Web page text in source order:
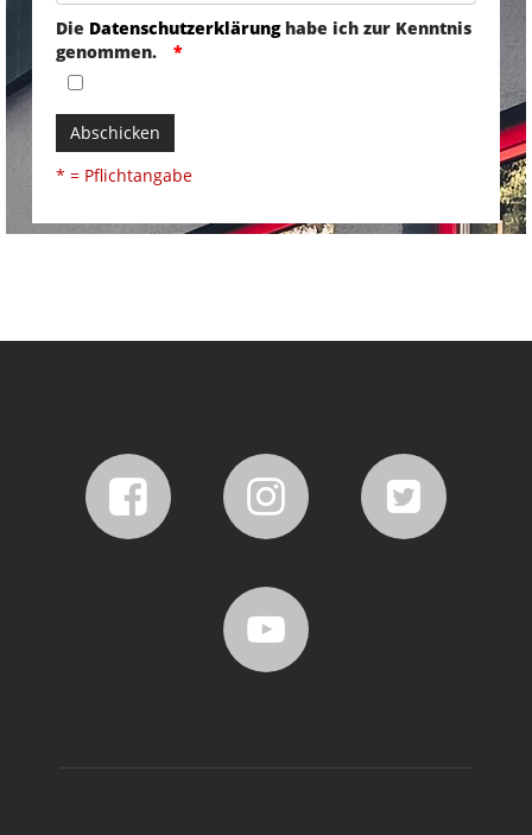
Die Datenschutzerklärunghabe ich zur Kenntnis
genommen.
Abschicken
* = Pflichtangabe